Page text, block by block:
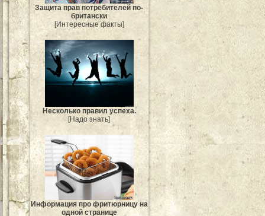
Защита прав потребителей по-
британски
[Интересные факты]
Несколько правил успеха.
[Надо знать]
Информация про фритюрницу на
одной странице